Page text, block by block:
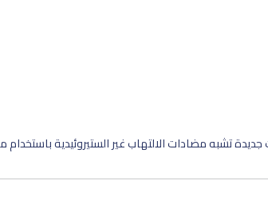
تشبه مضادات الالتهاب غير الستيروئيدية باستخدام